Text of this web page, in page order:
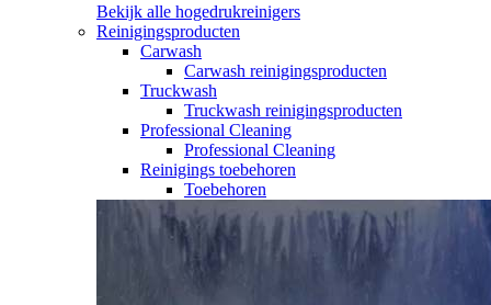
Bekijk alle hogedrukreinigers
Reinigingsproducten
Carwash
Carwash reinigingsproducten
Truckwash
Truckwash reinigingsproducten
Professional Cleaning
Professional Cleaning
Reinigings toebehoren
Toebehoren